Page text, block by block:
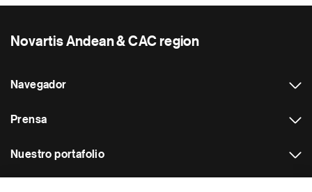
Novartis Andean & CAC region
Navegador
Prensa
Nuestro portafolio